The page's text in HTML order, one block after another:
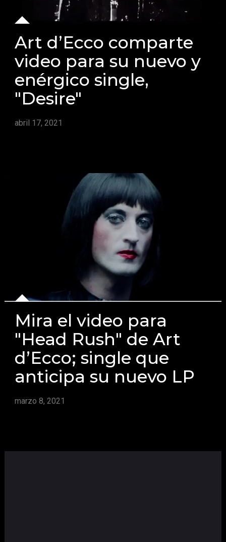
Art d’Ecco comparte
video para su nuevo y
enérgico single,
"Desire"
abril 17, 2021
Mira el video para
"Head Rush" de Art
d’Ecco; single que
anticipa su nuevo LP
marzo 8, 2021